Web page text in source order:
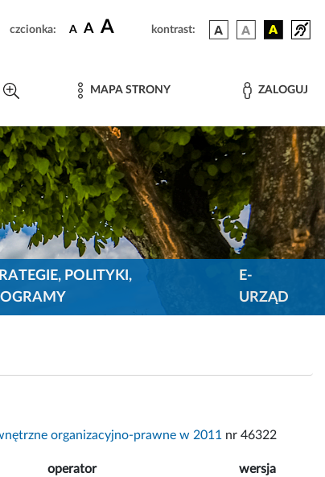
czcionka: A A A kontrast:
MAPA STRONY ZALOGUJ
POLITYKI,
E-
URZĄD
organizacyjno-prawne w 2011 nr 46322
operator wersja